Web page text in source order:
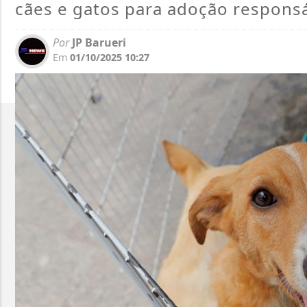
cães e gatos para adoção
PorJP Barueri
Em 01/10/2025 10:27